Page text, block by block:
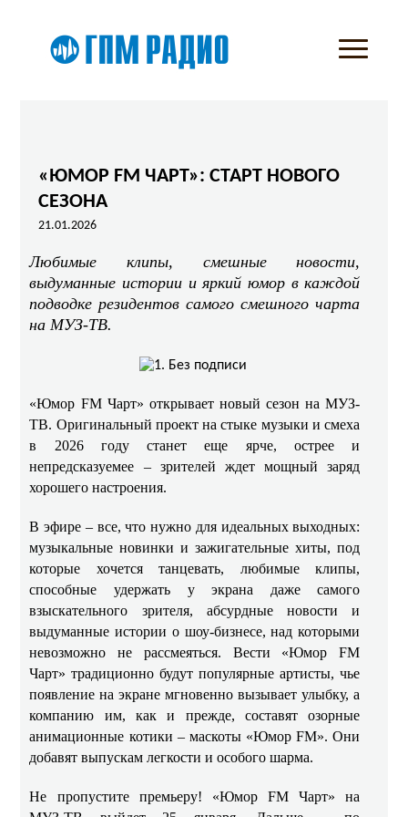
«ЮМОР FM ЧАРТ»: СТАРТ НОВОГО
СЕЗОНА
21.01.2026
Любимые клипы, смешные новости,
выдуманные истории и яркий юмор в каждой
подводке резидентов самого смешного чарта
на МУЗ-ТВ.
«Юмор FM Чарт» открывает новый сезон на МУЗ-
ТВ. Оригинальный проект на стыке музыки и смеха
в 2026 году станет еще ярче, острее и
непредсказуемее – зрителей ждет мощный заряд
хорошего настроения.
В эфире – все, что нужно для идеальных выходных:
музыкальные новинки и зажигательные хиты, под
которые хочется танцевать, любимые клипы,
способные удержать у экрана даже самого
взыскательного зрителя, абсурдные новости и
выдуманные истории о шоу-бизнесе, над которыми
невозможно не рассмеяться. Вести «Юмор FM
Чарт» традиционно будут популярные артисты, чье
появление на экране мгновенно вызывает улыбку, а
компанию им, как и прежде, составят озорные
анимационные котики – маскоты «Юмор FM». Они
добавят выпускам легкости и особого шарма.
Не пропустите премьеру! «Юмор FM Чарт» на